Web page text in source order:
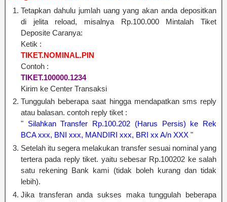
Tetapkan dahulu jumlah uang yang akan anda depositkan
di jelita reload, misalnya Rp.100.000 Mintalah Tiket
Deposite Caranya:
Ketik :
TIKET.NOMINAL.PIN
Contoh :
TIKET.100000.1234
Kirim ke Center Transaksi
Tunggulah beberapa saat hingga mendapatkan sms reply
atau balasan. contoh reply tiket :
" Silahkan Transfer Rp.100.202 (Harus Persis) ke Rek
BCA xxx, BNI xxx, MANDIRI xxx, BRI xx A/n XXX "
Setelah itu segera melakukan transfer sesuai nominal yang
tertera pada reply tiket. yaitu sebesar Rp.100202 ke salah
satu rekening Bank kami (tidak boleh kurang dan tidak
lebih).
Jika transferan anda sukses maka tunggulah beberapa